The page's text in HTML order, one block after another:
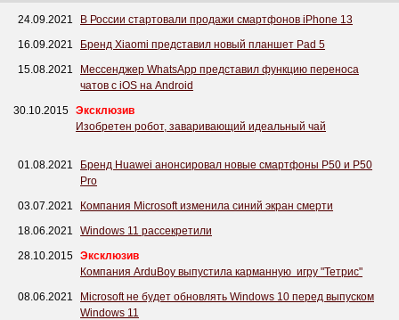
24.09.2021
В России стартовали продажи смартфонов iPhone 13
16.09.2021
Бренд Xiaomi представил новый планшет Pad 5
15.08.2021
Мессенджер WhatsApp представил функцию переноса
чатов с iOS на Android
30.10.2015 Эксклюзив
Изобретен робот, заваривающий идеальный чай
01.08.2021
Бренд Huawei анонсировал новые смартфоны P50 и P50
Pro
03.07.2021
Компания Microsoft изменила синий экран смерти
18.06.2021
Windows 11 рассекретили
28.10.2015 Эксклюзив
Компания ArduBoy выпустила карманную игру "Тетрис"
08.06.2021
Microsoft не будет обновлять Windows 10 перед выпуском
Windows 11